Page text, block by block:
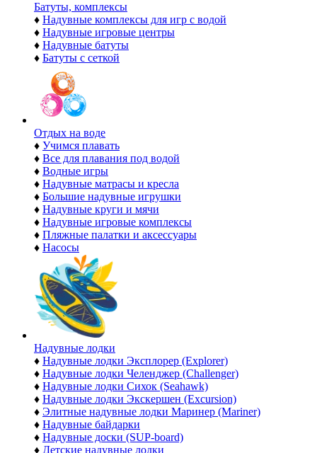
Батуты, комплексы
♦ Надувные комплексы для игр с водой
♦ Надувные игровые центры
♦ Надувные батуты
♦ Батуты с сеткой
Отдых на воде
♦ Учимся плавать
♦ Все для плавания под водой
♦ Водные игры
♦ Надувные матрасы и кресла
♦ Большие надувные игрушки
♦ Надувные круги и мячи
♦ Надувные игровые комплексы
♦ Пляжные палатки и аксессуары
♦ Насосы
Надувные лодки
♦ Надувные лодки Эксплорер (Explorer)
♦ Надувные лодки Челенджер (Challenger)
♦ Надувные лодки Сихок (Seahawk)
♦ Надувные лодки Экскершен (Excursion)
♦ Элитные надувные лодки Маринер (Mariner)
♦ Надувные байдарки
♦ Надувные доски (SUP-board)
♦ Детские надувные лодки